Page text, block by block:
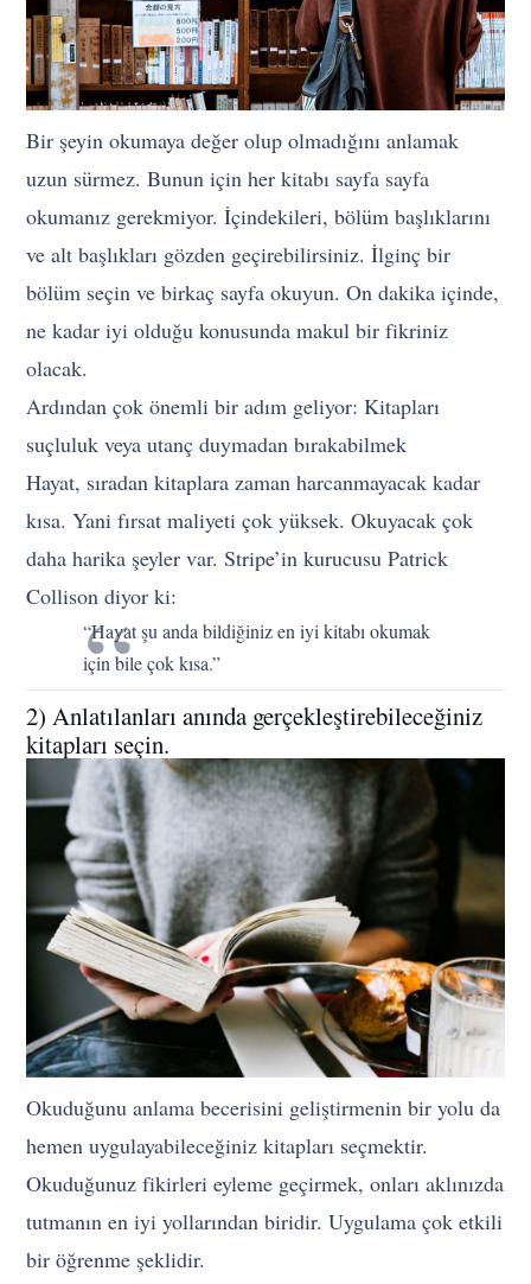
Bir şeyin okumaya değer olup olmadığını anlamak
uzun sürmez. Bunun için her kitabı sayfa sayfa
okumanız gerekmiyor. İçindekileri, bölüm başlıklarını
ve alt başlıkları gözden geçirebilirsiniz. İlginç bir
bölüm seçin ve birkaç sayfa okuyun. On dakika içinde,
ne kadar iyi olduğu konusunda makul bir fikriniz
olacak.
Ardından çok önemli bir adım geliyor: Kitapları
suçluluk veya utanç duymadan bırakabilmek
Hayat, sıradan kitaplara zaman harcanmayacak kadar
kısa. Yani fırsat maliyeti çok yüksek. Okuyacak çok
daha harika şeyler var. Stripe’in kurucusu Patrick
Collison diyor ki:
“Hayat şu anda bildiğiniz en iyi kitabı okumak
için bile çok kısa.”
2) Anlatılanları anında gerçekleştirebileceğiniz
kitapları seçin.
Okuduğunu anlama becerisini geliştirmenin bir yolu da
hemen uygulayabileceğiniz kitapları seçmektir.
Okuduğunuz fikirleri eyleme geçirmek, onları aklınızda
tutmanın en iyi yollarından biridir. Uygulama çok etkili
bir öğrenme şeklidir.